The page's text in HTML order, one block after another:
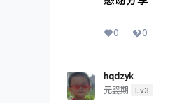
0 0
hqdzyk
元婴期
Lv3